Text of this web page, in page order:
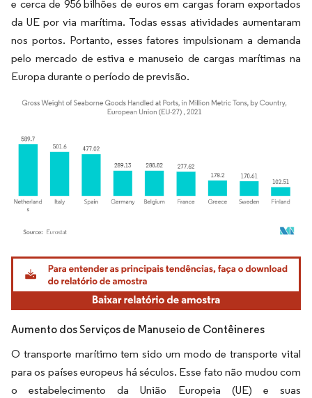
e cerca de 956 bilhões de euros em cargas foram exportados
da UE por via marítima. Todas essas atividades aumentaram
nos portos. Portanto, esses fatores impulsionam a demanda
pelo mercado de estiva e manuseio de cargas marítimas na
Europa durante o período de previsão.
Imagem © Mordor Intelligence. O reuso requer atribuição conforme CC BY 4.0.
Aumento dos Serviços de Manuseio de Contêineres
O transporte marítimo tem sido um modo de transporte vital
para os países europeus há séculos. Esse fato não mudou com
o estabelecimento da União Europeia (UE) e suas